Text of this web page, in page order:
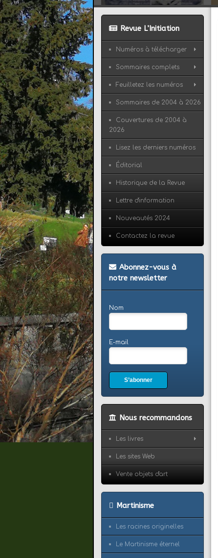
Revue L’Initiation
Numéros à télécharger
Sommaires complets
Feuilletez les numéros
Sommaires de 2004 à 2026
Couvertures de 2004 à
2026
Lisez les derniers numéros
Éditorial
Historique de la Revue
Lettre d'information
Nouveautés 2024
Contactez la revue
Abonnez-vous à
notre newsletter
Nom
E-mail
S’abonner
Nous recommandons
Les livres
Les sites Web
Vente objets d'art
Martinisme
Les racines originelles
Le Martinisme éternel